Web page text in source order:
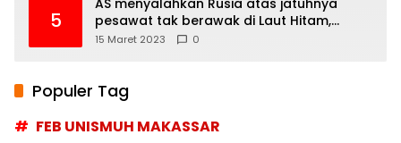
5
pesawat tak berawak di Laut Hitam,
Moskow menyangkal
15 Maret 2023 0
Populer Tag
FEB UNISMUH MAKASSAR